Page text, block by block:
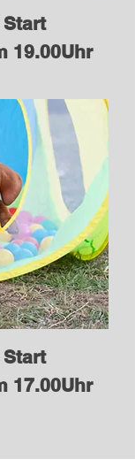
19.00Uhr
17.00Uhr